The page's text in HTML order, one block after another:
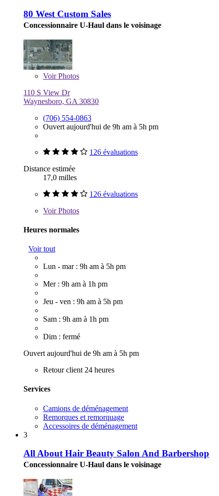
80 West Custom Sales
Concessionnaire U-Haul dans le voisinage
VoirPhotos
110 S View Dr
Waynesboro, GA 30830
(706) 554-0863
Ouvert aujourd'hui de 9h am à 5h pm
126 évaluations
Distance estimée
17,0 milles
126 évaluations
VoirPhotos
Heures normales
Voir tout
Lun - mar : 9h am à 5h pm
Mer : 9h am à 1h pm
Jeu - ven : 9h am à 5h pm
Sam : 9h am à 1h pm
Dim : fermé
Ouvert aujourd'hui de 9h am à 5h pm
Retour client 24 heures
Services
Camions de déménagement
Remorques et remorquage
Accessoires de déménagement
3
All About Hair Beauty Salon And Barbershop
Concessionnaire U-Haul dans le voisinage